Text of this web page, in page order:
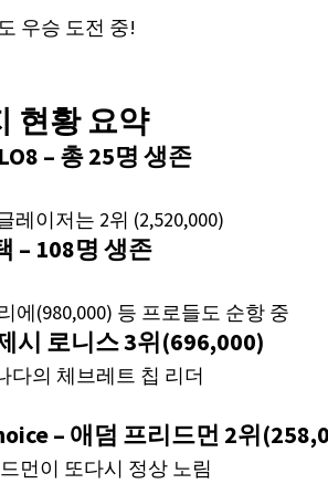
우승 도전 중!
현황 요약
– 총 25명 생존
레이저는 2위 (2,520,000)
– 108명 생존
에(980,000) 등 프로들도 순항 중
시 로니스 3위(696,000)
다의 체브레트 칩 리더
– 애덤 프리드먼 2위
먼이 또다시 정상 노림